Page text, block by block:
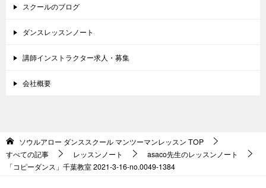
スクールのブログ
ダンスレッスンノート
講師インストラクター求人・募集
会社概要
ソウルアロー ダンススクール マンツーマンレッスン TOP
すべての記事
レッスンノート
asaco先生のレッスンノート
「コピーダンス」千葉教室 2021-3-16-no.0049-1384